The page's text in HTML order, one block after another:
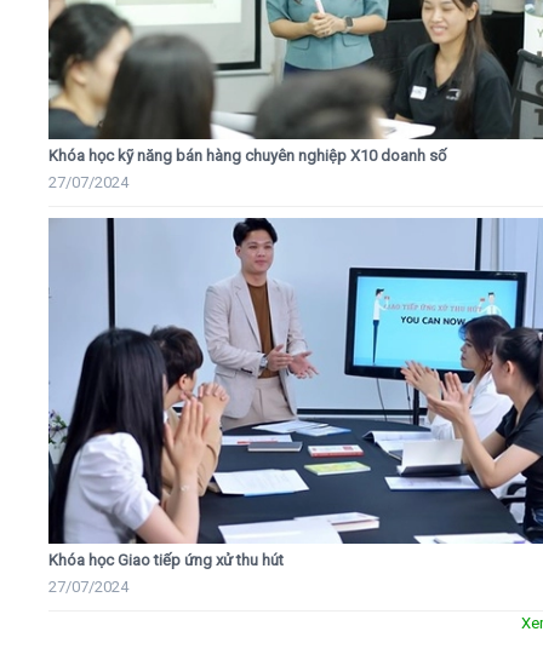
Khóa học kỹ năng bán hàng chuyên nghiệp X10 doanh số
27/07/2024
Khóa học Giao tiếp ứng xử thu hút
27/07/2024